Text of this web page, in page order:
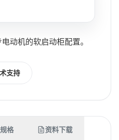
动机的软启动柜配置。
支持
格 资料下载